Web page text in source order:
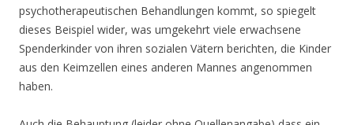
psychotherapeutischen Behandlungen kommt, so spiegelt
dieses Beispiel wider, was umgekehrt viele erwachsene
Spenderkinder von ihren sozialen Vätern berichten, die Kinder
aus den Keimzellen eines anderen Mannes angenommen
haben.